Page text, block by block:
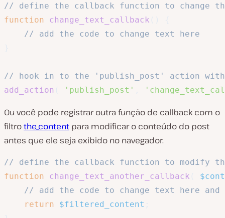
// define the callback function to change
function
change_text_callback
// add the code to change text here
// hook in to the 'publish_post' action
add_action
'publish_post'
Ou você pode registrar outra função de callback com o
filtrothe_content para modificar o conteúdo do post
antes que ele seja exibido no navegador.
// define the callback function to modify
function
change_text_another_callback
// add the code to change text here
return
$filtered_content